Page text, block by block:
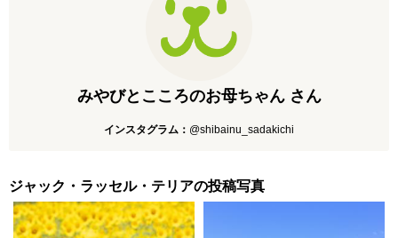
みやびとこころのお母ちゃん さん
インスタグラム： @shibainu_sadakichi
ジャック・ラッセル・テリアの投稿写真